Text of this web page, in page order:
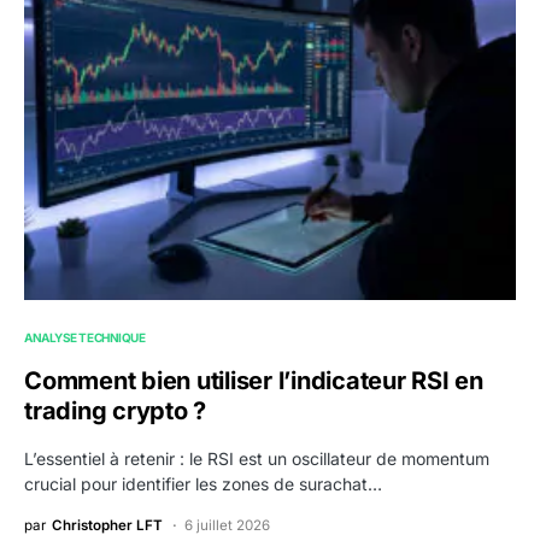
ANALYSE TECHNIQUE
Comment bien utiliser l’indicateur RSI en
trading crypto ?
L’essentiel à retenir : le RSI est un oscillateur de momentum
crucial pour identifier les zones de surachat…
par Christopher LFT 6 juillet 2026